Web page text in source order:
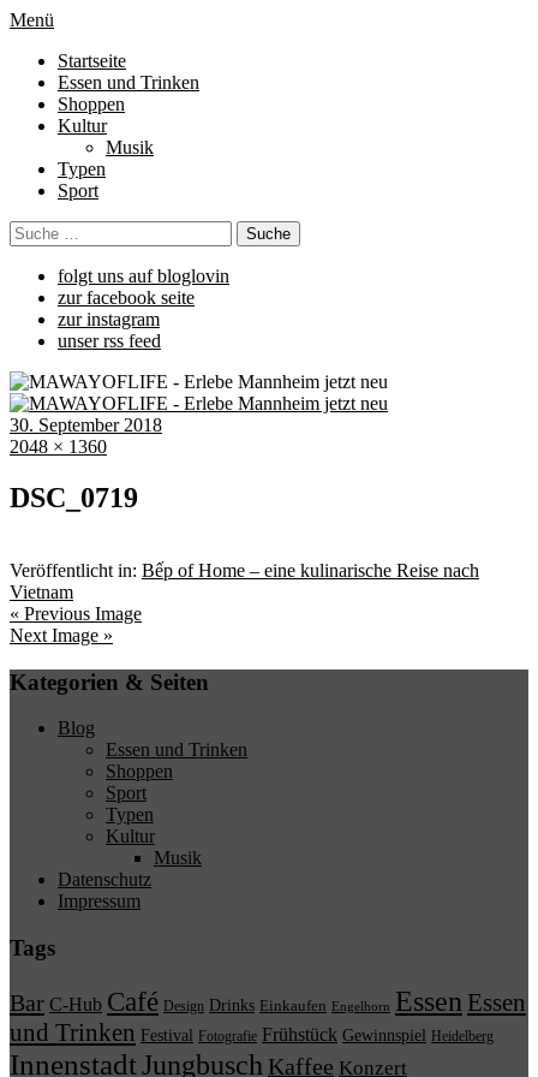
Menü
Startseite
Essen und Trinken
Shoppen
Kultur
Musik
Typen
Sport
folgt uns auf bloglovin
zur facebook seite
zur instagram
unser rss feed
30. September 2018
2048 × 1360
DSC_0719
Veröffentlicht in: Bếp of Home – eine kulinarische Reise nach
Vietnam
« Previous Image
Next Image »
Kategorien & Seiten
Blog
Essen und Trinken
Shoppen
Sport
Typen
Kultur
Musik
Datenschutz
Impressum
Tags
Bar C-Hub Café Design Drinks Einkaufen Engelhorn Essen Essen
und Trinken Festival Fotografie Frühstück Gewinnspiel Heidelberg
InnenstadtJungbusch Kaffee Konzert